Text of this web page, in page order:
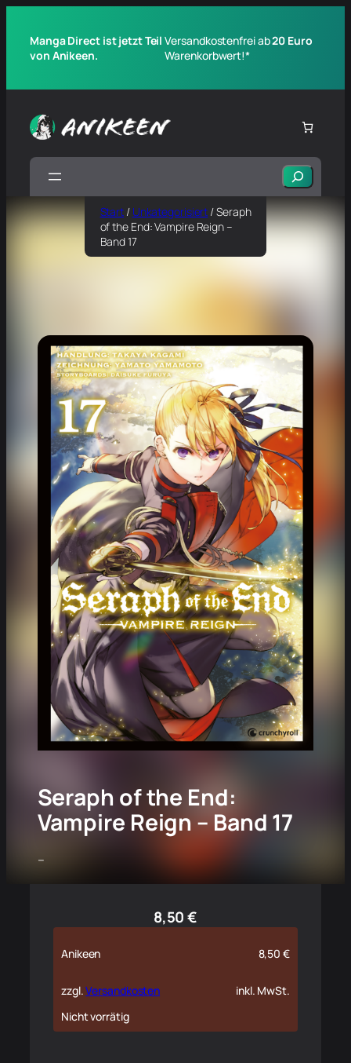
Manga Direct ist jetzt Teil
von Anikeen.
Versandkostenfrei ab20 Euro
Warenkorbwert!*
Suchen
Start / Unkategorisiert / Seraph
of the End: Vampire Reign –
Band 17
Seraph of the End:
Vampire Reign – Band 17
–
8,50€
Anikeen 8,50€
zzgl.Versandkosten
inkl. MwSt.
Nicht vorrätig